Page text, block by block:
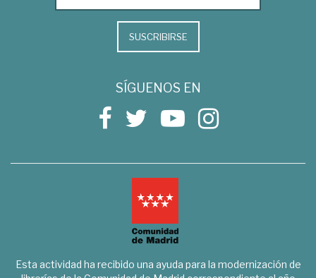
SUSCRIBIRSE
SÍGUENOS EN
Esta actividad ha recibido una ayuda para la modernización de